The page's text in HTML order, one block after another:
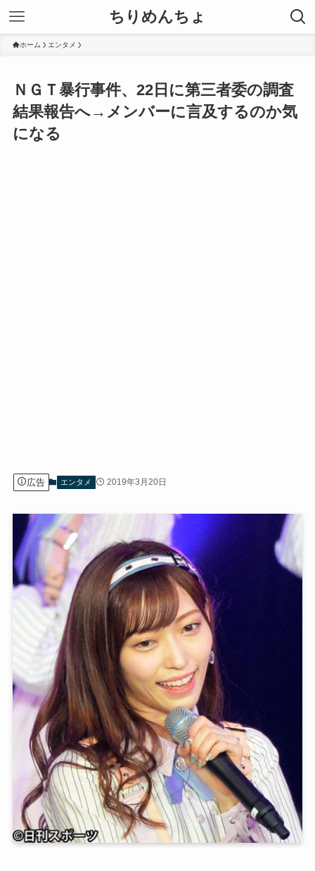
ちりめんちょ
ホーム エンタメ
ＮＧＴ暴行事件、22日に第三者委の調査
結果報告へ→メンバーに言及するのか気
になる
広告 エンタメ 2019年3月20日